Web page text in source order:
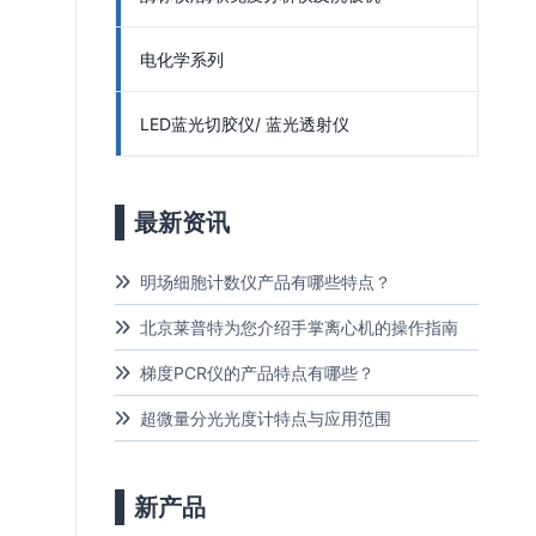
电化学系列
LED蓝光切胶仪/ 蓝光透射仪
最新资讯
明场细胞计数仪产品有哪些特点？
北京莱普特为您介绍手掌离心机的操作指南
梯度PCR仪的产品特点有哪些？
超微量分光光度计特点与应用范围
新产品